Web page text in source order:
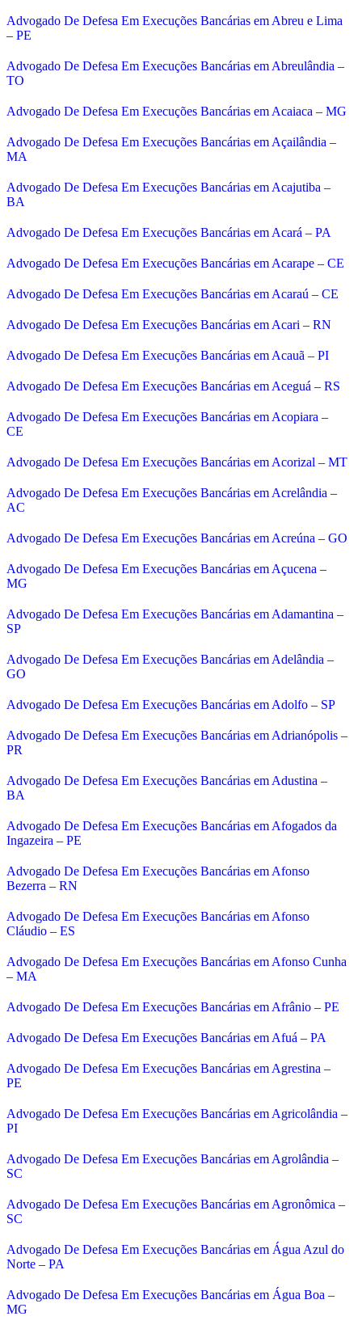
Advogado De Defesa Em Execuções Bancárias em Abreu e Lima
– PE
Advogado De Defesa Em Execuções Bancárias em Abreulândia –
TO
Advogado De Defesa Em Execuções Bancárias em Acaiaca – MG
Advogado De Defesa Em Execuções Bancárias em Açailândia –
MA
Advogado De Defesa Em Execuções Bancárias em Acajutiba –
BA
Advogado De Defesa Em Execuções Bancárias em Acará – PA
Advogado De Defesa Em Execuções Bancárias em Acarape – CE
Advogado De Defesa Em Execuções Bancárias em Acaraú – CE
Advogado De Defesa Em Execuções Bancárias em Acari – RN
Advogado De Defesa Em Execuções Bancárias em Acauã – PI
Advogado De Defesa Em Execuções Bancárias em Aceguá – RS
Advogado De Defesa Em Execuções Bancárias em Acopiara –
CE
Advogado De Defesa Em Execuções Bancárias em Acorizal – MT
Advogado De Defesa Em Execuções Bancárias em Acrelândia –
AC
Advogado De Defesa Em Execuções Bancárias em Acreúna – GO
Advogado De Defesa Em Execuções Bancárias em Açucena –
MG
Advogado De Defesa Em Execuções Bancárias em Adamantina –
SP
Advogado De Defesa Em Execuções Bancárias em Adelândia –
GO
Advogado De Defesa Em Execuções Bancárias em Adolfo – SP
Advogado De Defesa Em Execuções Bancárias em Adrianópolis –
PR
Advogado De Defesa Em Execuções Bancárias em Adustina –
BA
Advogado De Defesa Em Execuções Bancárias em Afogados da
Ingazeira – PE
Advogado De Defesa Em Execuções Bancárias em Afonso
Bezerra – RN
Advogado De Defesa Em Execuções Bancárias em Afonso
Cláudio – ES
Advogado De Defesa Em Execuções Bancárias em Afonso Cunha
– MA
Advogado De Defesa Em Execuções Bancárias em Afrânio – PE
Advogado De Defesa Em Execuções Bancárias em Afuá – PA
Advogado De Defesa Em Execuções Bancárias em Agrestina –
PE
Advogado De Defesa Em Execuções Bancárias em Agricolândia –
PI
Advogado De Defesa Em Execuções Bancárias em Agrolândia –
SC
Advogado De Defesa Em Execuções Bancárias em Agronômica –
SC
Advogado De Defesa Em Execuções Bancárias em Água Azul do
Norte – PA
Advogado De Defesa Em Execuções Bancárias em Água Boa –
MG